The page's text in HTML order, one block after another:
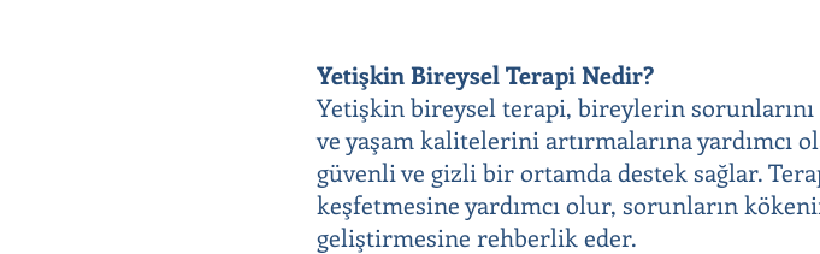
Yetişkin Bireysel Terapi Nedir?
Yetişkin bireysel terapi, bireylerin sorunlarını
ve yaşam kalitelerini artırmalarına yardımcı
güvenli ve gizli bir ortamda destek sağlar.
keşfetmesine yardımcı olur, sorunların
geliştirmesine rehberlik eder.